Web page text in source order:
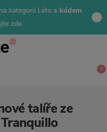
na kategorii Léto s kódem
zde
0
talíře ze